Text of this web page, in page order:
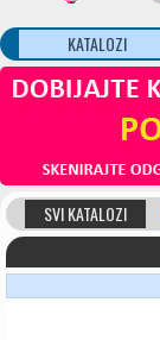
KATALOZI
SVI KATALOZI